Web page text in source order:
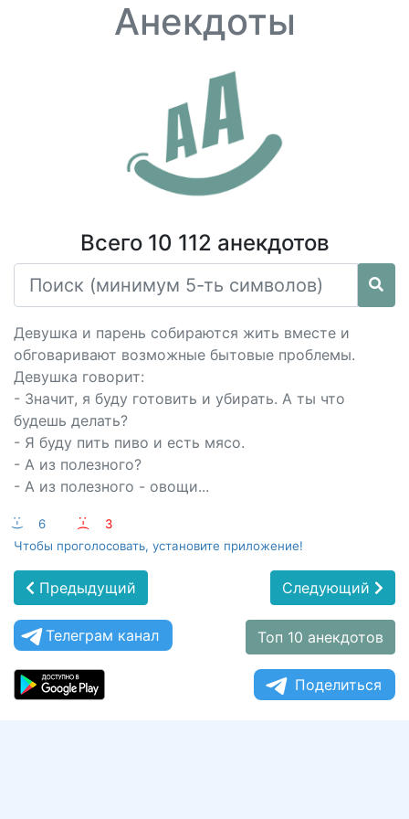
Анекдоты
Всего 10 112 анекдотов
Девушка и парень собираются жить вместе и
обговаривают возможные бытовые проблемы.
Девушка говорит:
- Значит, я буду готовить и убирать. А ты что
будешь делать?
- Я буду пить пиво и есть мясо.
- А из полезного?
- А из полезного - овощи...
:-) 6 :-(
3
Чтобы проголосовать, установите приложение!
Предыдущий Следующий
Телеграм канал Топ 10 анекдотов
Поделиться